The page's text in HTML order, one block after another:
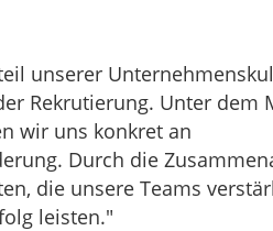
unserer
Rekrutierung. Unter dem
wir uns konkret an
Durch die
die unsere Teams
leisten."